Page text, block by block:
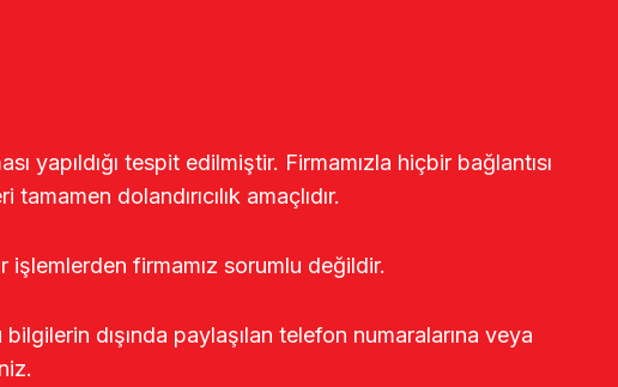
yapıldığı tespit edilmiştir. Firmamızla hiçbir bağlantısı
dolandırıcılık amaçlıdır.
firmamız sorumlu değildir.
dışında paylaşılan telefon numaralarına veya